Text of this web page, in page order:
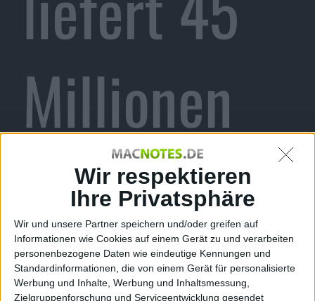
Wir respektieren
Ihre Privatsphäre
Wir und unsere Partner speichern und/oder greifen auf
Informationen wie Cookies auf einem Gerät zu und verarbeiten
personenbezogene Daten wie eindeutige Kennungen und
Standardinformationen, die von einem Gerät für personalisierte
Werbung und Inhalte, Werbung und Inhaltsmessung,
Zielgruppenforschung und Serviceentwicklung gesendet
Millionen
iPhones im
Juni-